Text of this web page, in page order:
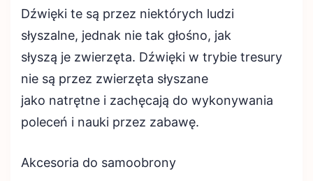
Dźwięki te są przez niektórych ludzi
słyszalne, jednak nie tak głośno, jak
słyszą je zwierzęta. Dźwięki w trybie tresury
nie są przez zwierzęta słyszane
jako natrętne i zachęcają do wykonywania
poleceń i nauki przez zabawę.
Akcesoria do samoobrony